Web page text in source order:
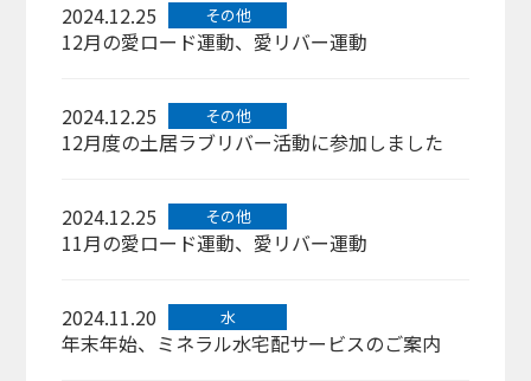
2024.12.25 その他
12月の愛ロード運動、愛リバー運動
2024.12.25 その他
12月度の土居ラブリバー活動に参加しました
2024.12.25 その他
11月の愛ロード運動、愛リバー運動
2024.11.20 水
年末年始、ミネラル水宅配サービスのご案内